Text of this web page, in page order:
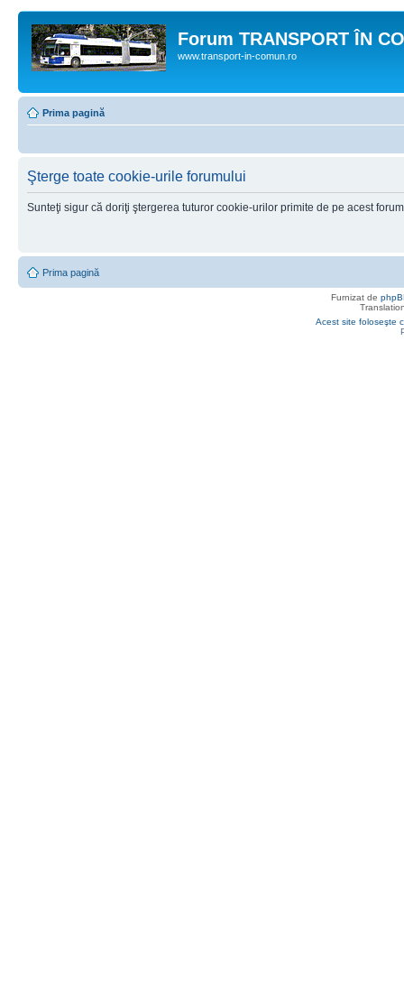
Forum TRANSPORT ÎN
www.transport-in-comun.ro
Prima pagină
Şterge toate cookie-urile forumului
Sunteţi sigur că doriţi ştergerea tuturor cookie-urilor primite de pe acest
Prima pagină
Furnizat de
Acest site foloseşte